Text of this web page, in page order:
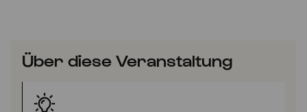
Über diese Veranstaltung